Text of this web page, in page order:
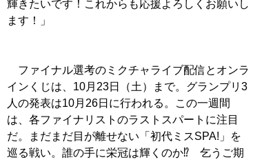
輝きたいです！これからも応援よろしくお願いし
ます！」
ファイナル選考のミクチャライブ配信とオンラ
インくじは、10月23日（土）まで。グランプリ3
人の発表は10月26日に行われる。この一週間
は、各ファイナリストのラストスパートに注目
だ。まだまだ目が離せない「初代ミスSPA!」を
巡る戦い。誰の手に栄冠は輝くのか⁉ 乞うご期